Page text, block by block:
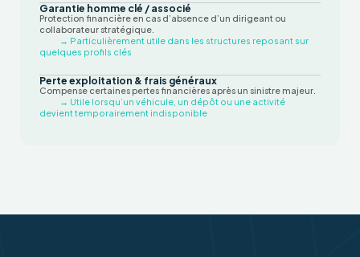
Garantie homme clé / associé
Protection financière en cas d’absence d’un dirigeant ou
collaborateur stratégique.
→ Particulièrement utile dans les structures reposant sur
quelques profils clés
Perte exploitation & frais généraux
Compense certaines pertes financières après un sinistre majeur.
→ Utile lorsqu’un véhicule, un dépôt ou une activité
devient temporairement indisponible